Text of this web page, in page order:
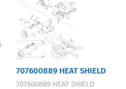
707600889 HEAT SHIELD
707600889 HEAT SHIELD